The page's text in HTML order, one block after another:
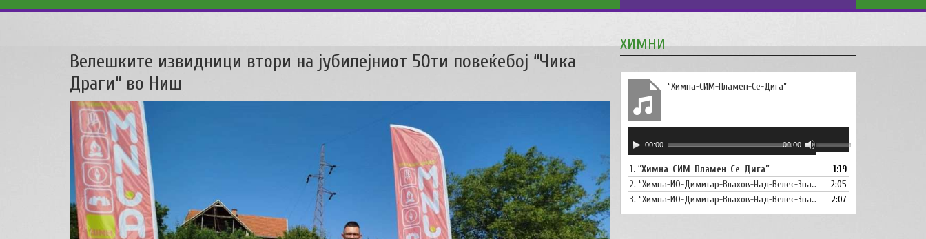
Велешките извидници втори на јубилејниот 50ти повеќебој “Чика
Драги“ во Ниш
ХИМНИ
“Химна-СИМ-Пламен-Се-Дига”
плејер00:00 00:00
ги
копшињата
Горна
стрела/
Долна
1.“Химна-СИМ-Пламен-Се-Дига”
1:19
2.“Химна-ИО-Димитар-Влахов-Над-Велес-Знаме-Се-Вее”
2:05
3.“Химна-ИО-Димитар-Влахов-Над-Велес-Знаме-Се-Вее-Инструментал” 2:07